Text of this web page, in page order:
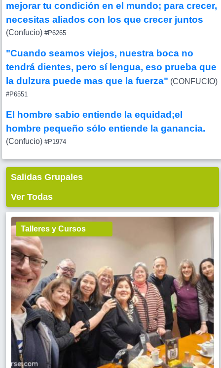
mejorar tu condición en el mundo; para crecer,
necesitas aliados con los que crecer juntos
(Confucio) #P6265
"Cuando seamos viejos, nuestra boca no
tendrá dientes, pero sí lengua, eso prueba que
la dulzura puede mas que la fuerza" (CONFUCIO)
#P6551
El hombre sabio entiende la equidad;el
hombre pequeño sólo entiende la ganancia.
(Confucio) #P1974
Salidas Grupales
Ver Todas
Talleres y Cursos